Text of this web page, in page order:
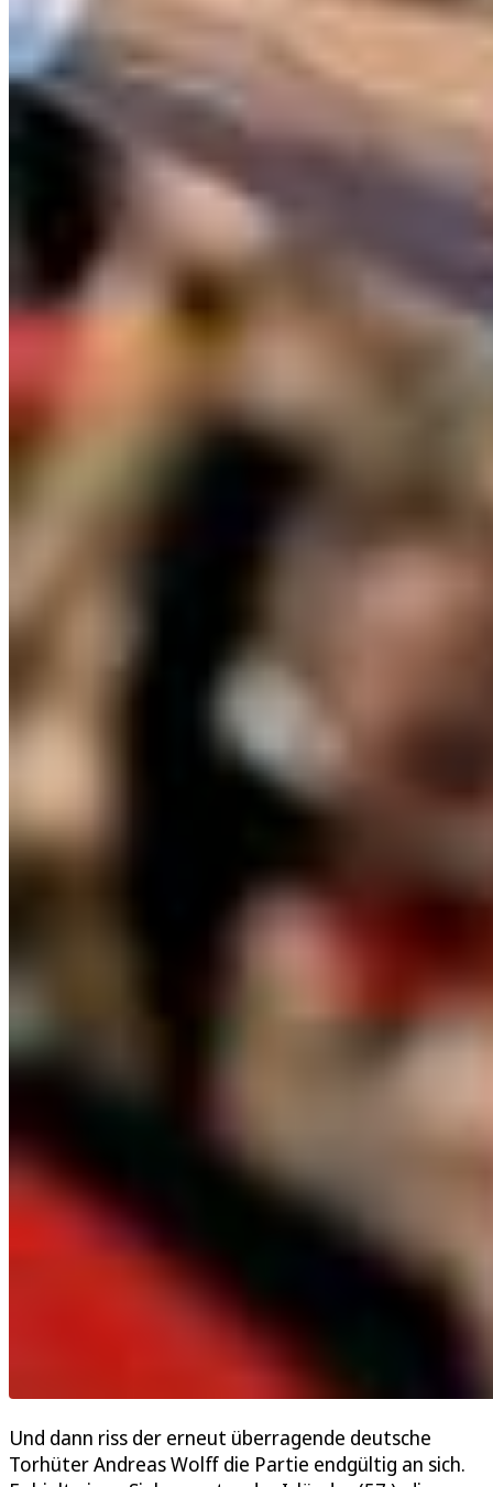
Und dann riss der erneut überragende deutsche
Torhüter Andreas Wolff die Partie endgültig an sich.